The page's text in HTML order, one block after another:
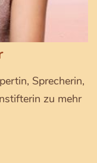
Sprecherin,
zu mehr